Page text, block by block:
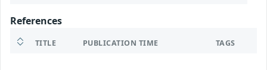
References
TITLE PUBLICATION TIME TAGS